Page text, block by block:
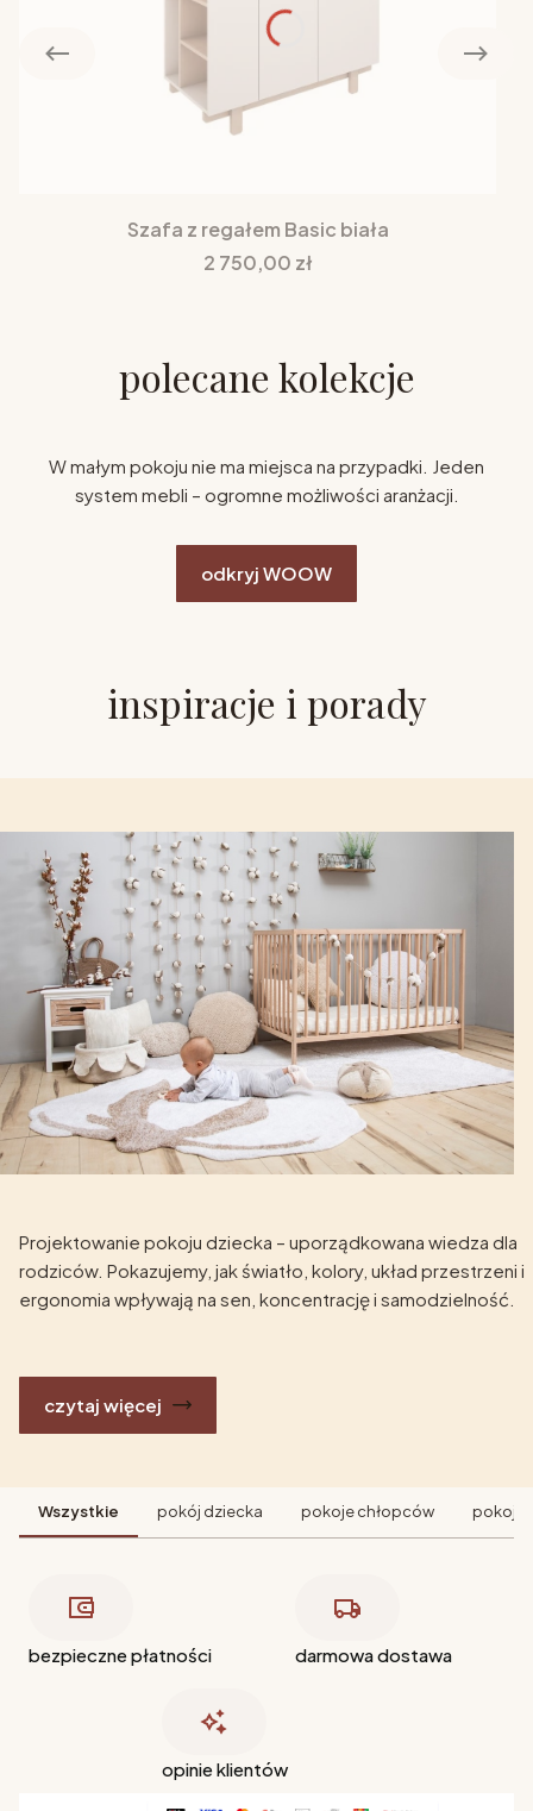
Szafa z regałem Basic biała
Cena
2 750,00 zł
polecane kolekcje
W małym pokoju nie ma miejsca na przypadki. Jeden
system mebli – ogromne możliwości aranżacji.
odkryj WOOW
inspiracje i porady
Projektowanie pokoju dziecka – uporządkowana wiedza dla
rodziców. Pokazujemy, jak światło, kolory, układ przestrzeni i
ergonomia wpływają na sen, koncentrację i samodzielność.
czytaj więcej
Wszystkie pokój dziecka pokoje chłopców pokoje
bezpieczne płatności darmowa dostawa
opinie klientów